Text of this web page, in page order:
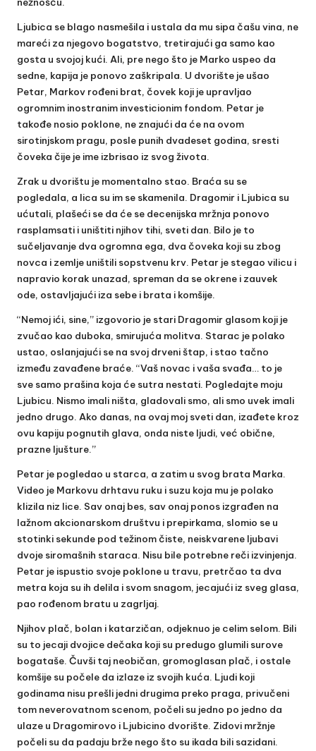
Ljubica se blago nasmešila i ustala da mu sipa čašu vina, ne
mareći za njegovo bogatstvo, tretirajući ga samo kao
gosta u svojoj kući. Ali, pre nego što je Marko uspeo da
sedne, kapija je ponovo zaškripala. U dvorište je ušao
Petar, Markov rođeni brat, čovek koji je upravljao
ogromnim inostranim investicionim fondom. Petar je
takođe nosio poklone, ne znajući da će na ovom
sirotinjskom pragu, posle punih dvadeset godina, sresti
čoveka čije je ime izbrisao iz svog života.
Zrak u dvorištu je momentalno stao. Braća su se
pogledala, a lica su im se skamenila. Dragomir i Ljubica su
ućutali, plašeći se da će se decenijska mržnja ponovo
rasplamsati i uništiti njihov tihi, sveti dan. Bilo je to
sučeljavanje dva ogromna ega, dva čoveka koji su zbog
novca i zemlje uništili sopstvenu krv. Petar je stegao vilicu i
napravio korak unazad, spreman da se okrene i zauvek
ode, ostavljajući iza sebe i brata i komšije.
“Nemoj ići, sine,” izgovorio je stari Dragomir glasom koji je
zvučao kao duboka, smirujuća molitva. Starac je polako
ustao, oslanjajući se na svoj drveni štap, i stao tačno
između zavađene braće. “Vaš novac i vaša svađa… to je
sve samo prašina koja će sutra nestati. Pogledajte moju
Ljubicu. Nismo imali ništa, gladovali smo, ali smo uvek imali
jedno drugo. Ako danas, na ovaj moj sveti dan, izađete kroz
ovu kapiju pognutih glava, onda niste ljudi, već obične,
prazne ljušture.”
Petar je pogledao u starca, a zatim u svog brata Marka.
Video je Markovu drhtavu ruku i suzu koja mu je polako
klizila niz lice. Sav onaj bes, sav onaj ponos izgrađen na
lažnom akcionarskom društvu i prepirkama, slomio se u
stotinki sekunde pod težinom čiste, neiskvarene ljubavi
dvoje siromašnih staraca. Nisu bile potrebne reči izvinjenja.
Petar je ispustio svoje poklone u travu, pretrčao ta dva
metra koja su ih delila i svom snagom, jecajući iz sveg glasa,
pao rođenom bratu u zagrljaj.
Njihov plač, bolan i katarzičan, odjeknuo je celim selom. Bili
su to jecaji dvojice dečaka koji su predugo glumili surove
bogataše. Čuvši taj neobičan, gromoglasan plač, i ostale
komšije su počele da izlaze iz svojih kuća. Ljudi koji
godinama nisu prešli jedni drugima preko praga, privučeni
tom neverovatnom scenom, počeli su jedno po jedno da
ulaze u Dragomirovo i Ljubicino dvorište. Zidovi mržnje
počeli su da padaju brže nego što su ikada bili sazidani.